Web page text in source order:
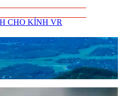
CHO KÍNH VR